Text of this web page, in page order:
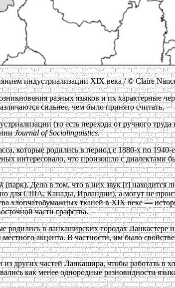
индустриализации XIX века / © Claire
разных языков и их характерные
сильнее, чем было принято считать.
(то есть перехода от ручного
Journal of Sociolinguistics.
которые родились в период с 1880-х по
интересовало, что произошло с
(парк). Дело в том, что в них звук [r]
для США, Канады, Ирландии), а могут не
хлопчатобумажных тканей в XIX веке —
части графства.
родились в ланкаширских городах
акцента. В частности, им было
других частей Ланкашира, чтобы работать в
как менее однородные разновидности